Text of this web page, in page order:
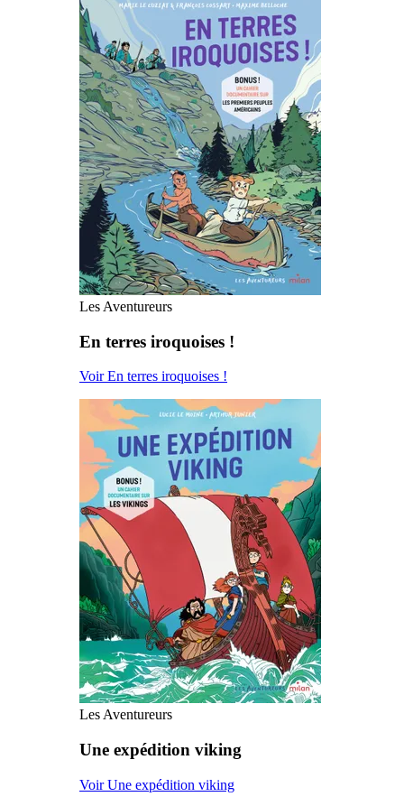
Les Aventureurs
En terres iroquoises !
Voir En terres iroquoises !
Les Aventureurs
Une expédition viking
Voir Une expédition viking